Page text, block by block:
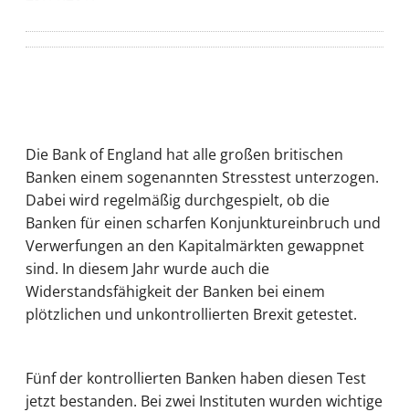
Die Bank of England hat alle großen britischen
Banken einem sogenannten Stresstest unterzogen.
Dabei wird regelmäßig durchgespielt, ob die
Banken für einen scharfen Konjunktureinbruch und
Verwerfungen an den Kapitalmärkten gewappnet
sind. In diesem Jahr wurde auch die
Widerstandsfähigkeit der Banken bei einem
plötzlichen und unkontrollierten Brexit getestet.
Fünf der kontrollierten Banken haben diesen Test
jetzt bestanden. Bei zwei Instituten wurden wichtige